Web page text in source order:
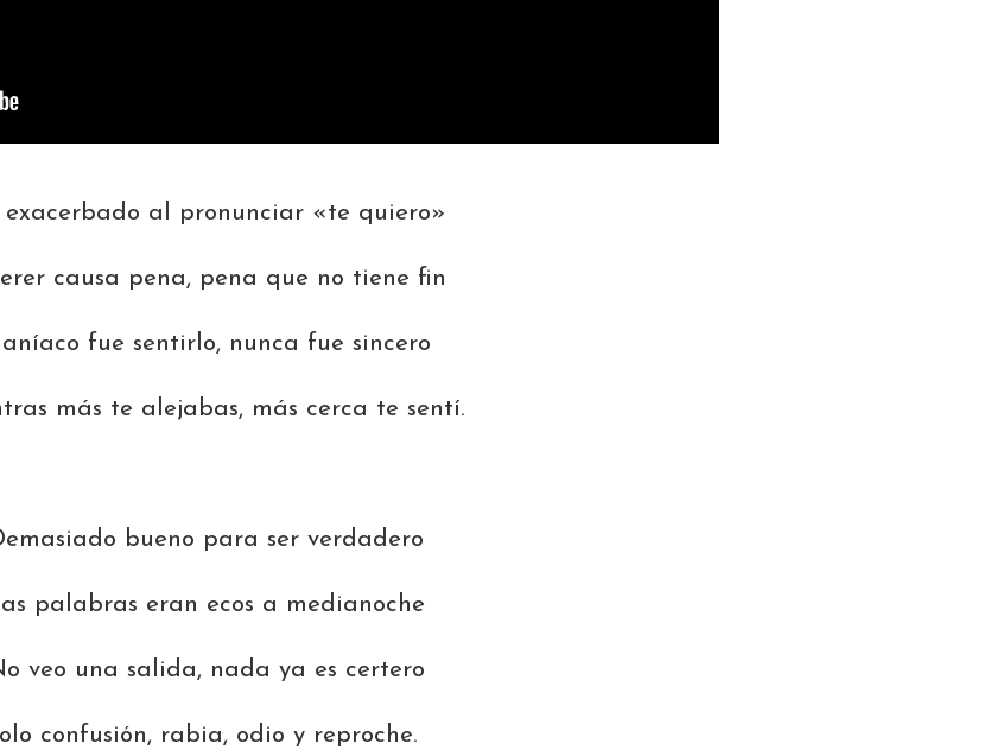
exacerbado al pronunciar «te quiero»
causa pena, pena que no tiene fin
fue sentirlo, nunca fue sincero
más te alejabas, más cerca te sentí.
bueno para ser verdadero
palabras eran ecos a medianoche
veo una salida, nada ya es certero
confusión, rabia, odio y reproche.